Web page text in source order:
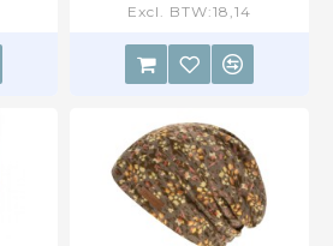
Excl. BTW:18,14